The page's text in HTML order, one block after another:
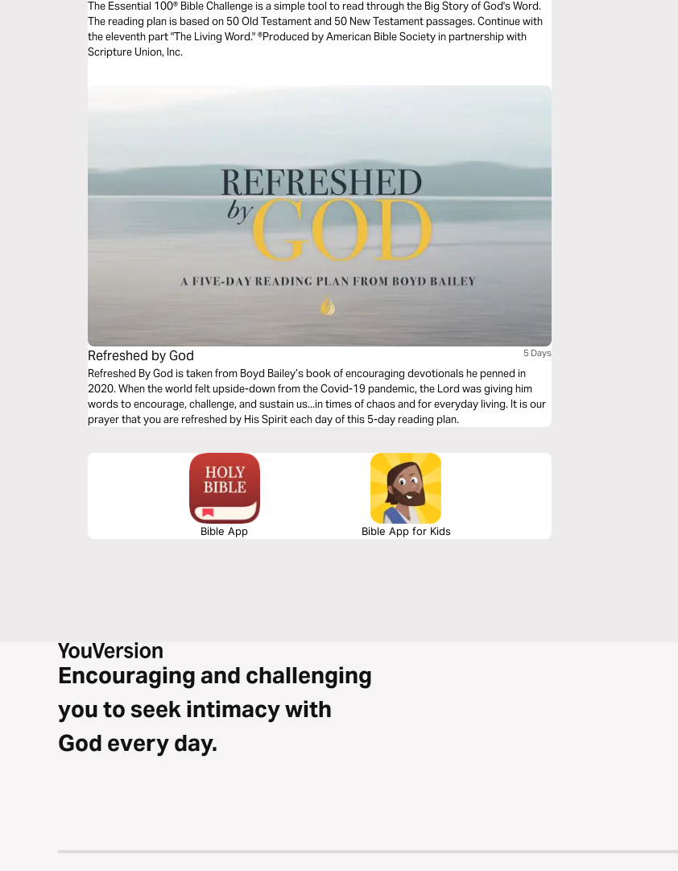
The Essential 100® Bible Challenge is a simple tool to read through the Big Story of God's Word.
The reading plan is based on 50 Old Testament and 50 New Testament passages. Continue with
the eleventh part "The Living Word." ®Produced by American Bible Society in partnership with
Scripture Union, Inc.
Refreshed by God 5 Days
Refreshed By God is taken from Boyd Bailey’s book of encouraging devotionals he penned in
2020. When the world felt upside-down from the Covid-19 pandemic, the Lord was giving him
words to encourage, challenge, and sustain us...in times of chaos and for everyday living. It is our
prayer that you are refreshed by His Spirit each day of this 5-day reading plan.
Bible App Bible App for Kids
Encouraging and challenging
you to seek intimacy with
God every day.